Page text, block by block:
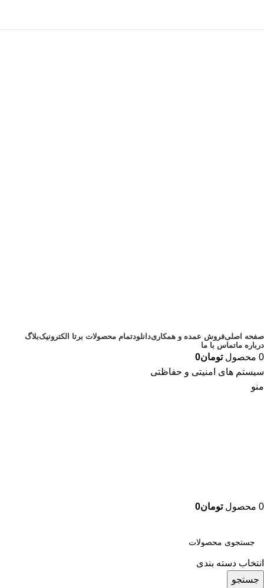
صفحه اصلیفروش عمده و همکاریدانلودتمام محصولات برتا الکترونیکبلاگ
درباره ماتماس با ما
0 محصول تومان0
سیستم های امنیتی و حفاظتی
منو
0 محصول تومان0
انتخاب دسته بندی
جستجو